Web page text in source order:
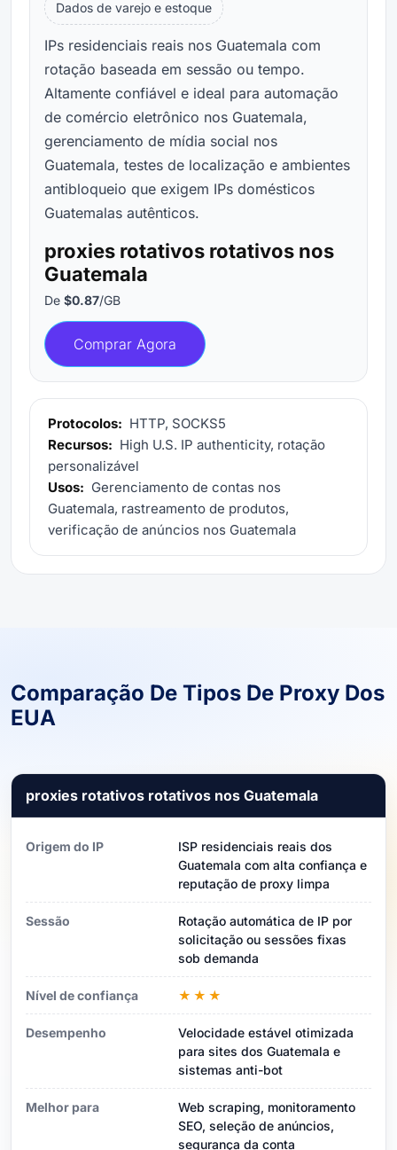
Dados de varejo e estoque
IPs residenciais reais nos Guatemala com
rotação baseada em sessão ou tempo.
Altamente confiável e ideal para automação
de comércio eletrônico nos Guatemala,
gerenciamento de mídia social nos
Guatemala, testes de localização e ambientes
antibloqueio que exigem IPs domésticos
Guatemalas autênticos.
proxies rotativos rotativos nos
Guatemala
De $0.87/GB
Comprar Agora
Protocolos: HTTP, SOCKS5
Recursos: High U.S. IP authenticity, rotação
personalizável
Usos: Gerenciamento de contas nos
Guatemala, rastreamento de produtos,
verificação de anúncios nos Guatemala
Comparação De Tipos De Proxy Dos
EUA
proxies rotativos rotativos nos Guatemala
Origem do IP
ISP residenciais reais dos
Guatemala com alta confiança e
reputação de proxy limpa
Sessão
Rotação automática de IP por
solicitação ou sessões fixas
sob demanda
Nível de confiança ★★★
Desempenho
Velocidade estável otimizada
para sites dos Guatemala e
sistemas anti-bot
Melhor para
Web scraping, monitoramento
SEO, seleção de anúncios,
segurança da conta